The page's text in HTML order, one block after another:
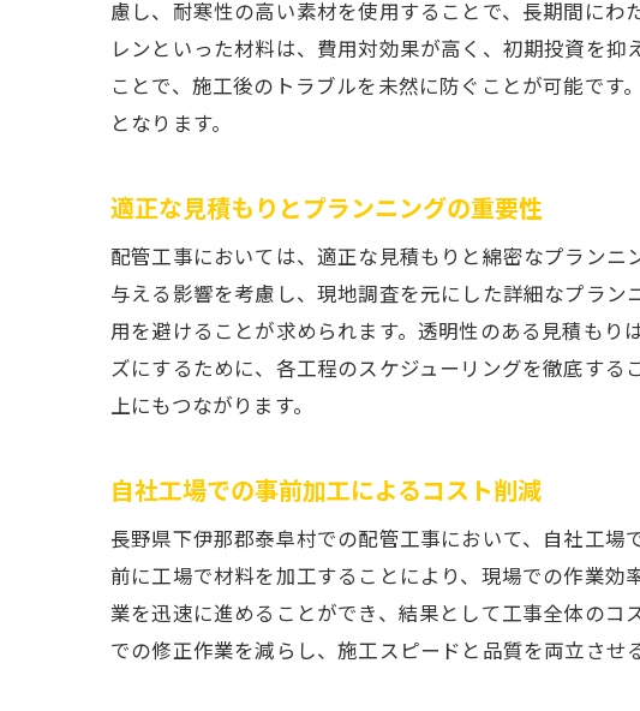
地
効
成
慮し、耐寒性の高い素材を使用することで、長期間に
レンといった材料は、費用対効果が高く、初期投資を
ことで、施工後のトラブルを未然に防ぐことが可能で
となります。
適正な見積もりとプランニングの重要性
配管工事においては、適正な見積もりと綿密なプラン
与える影響を考慮し、現地調査を元にした詳細なプラ
用を避けることが求められます。透明性のある見積も
ズにするために、各工程のスケジューリングを徹底す
上にもつながります。
自社工場での事前加工によるコスト削減
長野県下伊那郡泰阜村での配管工事において、自社工
前に工場で材料を加工することにより、現場での作業
業を迅速に進めることができ、結果として工事全体の
での修正作業を減らし、施工スピードと品質を両立させ